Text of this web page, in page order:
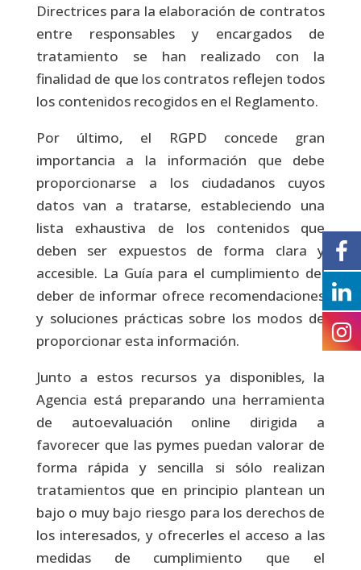
Directrices para la elaboración de contratos
entre responsables y encargados de
tratamiento se han realizado con la
finalidad de que los contratos reflejen todos
los contenidos recogidos en el Reglamento.
Por último, el RGPD concede gran
importancia a la información que debe
proporcionarse a los ciudadanos cuyos
datos van a tratarse, estableciendo una
lista exhaustiva de los contenidos que
deben ser expuestos de forma clara y
accesible. La Guía para el cumplimiento del
deber de informar ofrece recomendaciones
y soluciones prácticas sobre los modos de
proporcionar esta información.
Junto a estos recursos ya disponibles, la
Agencia está preparando una herramienta
de autoevaluación online dirigida a
favorecer que las pymes puedan valorar de
forma rápida y sencilla si sólo realizan
tratamientos que en principio plantean un
bajo o muy bajo riesgo para los derechos de
los interesados, y ofrecerles el acceso a las
medidas de cumplimiento que el